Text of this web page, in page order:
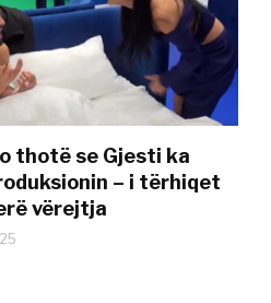
thotë se Gjesti ka
– i tërhiqet
vërejtja